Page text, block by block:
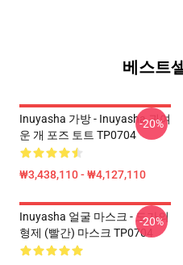
베스트
Inuyasha 가방 - Inuyasha 귀여
운 개 포즈 토트 TP0704
₩3,438,110 - ₩4,127,110
-20%
Inuyasha 얼굴 마스크 - 도가의
형제 (빨간) 마스크 TP0704
-20%